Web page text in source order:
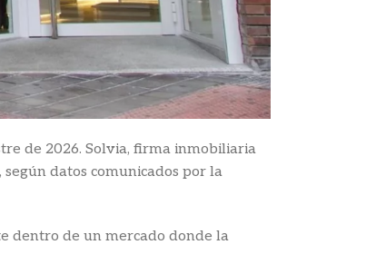
de 2026. Solvia, firma inmobiliaria
datos comunicados por la
dentro de un mercado donde la